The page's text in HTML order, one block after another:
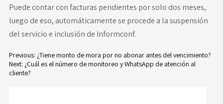
Corredora de seguros
Sobre Protek
Trabaja con nosotros
Puede contar con facturas pendientes por solo dos meses,
luego de eso, automáticamente se procede a la suspensión
del servicio e inclusión de Informconf.
Navegación
Previous: ¿Tiene monto de mora por no abonar antes del vencimiento?
Next: ¿Cuál es el número de monitoreo y WhatsApp de atención al
cliente?